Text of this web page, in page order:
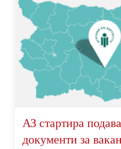
АЗ стартира
документи за